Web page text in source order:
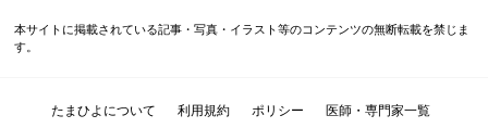
本サイトに掲載されている記事・写真・イラスト等のコンテンツの無断転載を禁じま
す。
たまひよについて 利用規約 ポリシー 医師・専門家一覧